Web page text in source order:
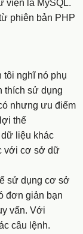
viện là MySQL.
phiên bản PHP
tôi nghĩ nó phụ
thích sử dụng
nhưng ưu điểm
thế
liệu khác
với cơ sở dữ
sử dụng cơ sở
đơn giản bạn
vấn. Với
câu lệnh.